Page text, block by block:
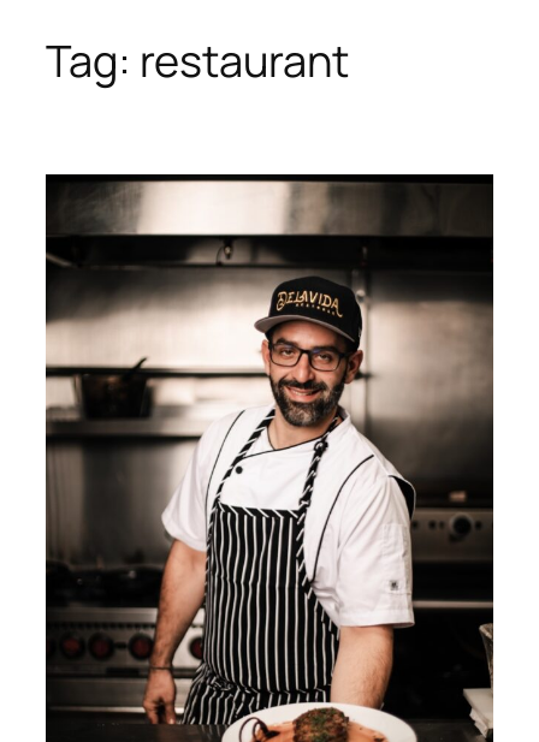
SkipTag: restaurant